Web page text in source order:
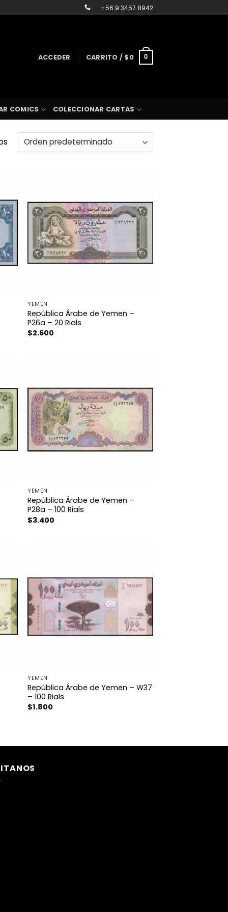
+56 9 3457 8942
ACCEDER CARRITO / $0 0
COMICS COLECCIONAR CARTAS
YEMEN
República Árabe de Yemen –
P26a – 20 Rials
$2.600
YEMEN
República Árabe de Yemen –
P28a – 100 Rials
$3.400
YEMEN
República Árabe de Yemen – W37
– 100 Rials
$1.800